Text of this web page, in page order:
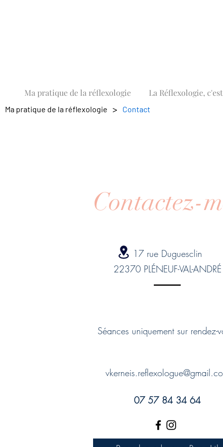
Ma pratique de la réflexologie La Réflexologie,
Ma pratique de la réflexologie > Contact
Contactez-
17 rue Duguesclin
22370 PLÉNEUF-VAL-ANDRÉ
Séances uniquement sur rendez-
07 57 84 34 64